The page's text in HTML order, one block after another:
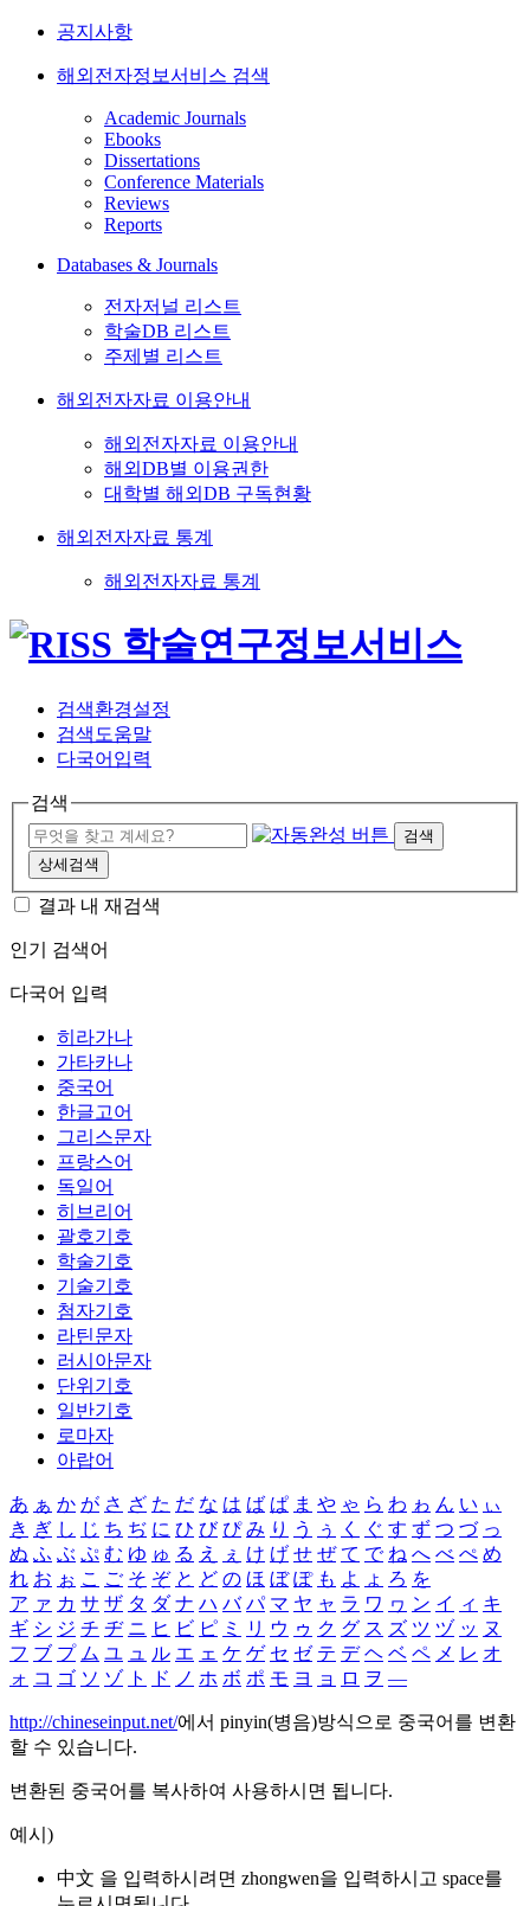
공지사항
해외전자정보서비스 검색
Academic Journals
Ebooks
Dissertations
Conference Materials
Reviews
Reports
Databases & Journals
전자저널 리스트
학술DB 리스트
주제별 리스트
해외전자자료 이용안내
해외전자자료 이용안내
해외DB별 이용권한
대학별 해외DB 구독현황
해외전자자료 통계
해외전자자료 통계
검색환경설정
검색도움말
다국어입력
검색
검색
상세검색
결과 내 재검색
인기 검색어
다국어 입력
히라가나
가타카나
중국어
한글고어
그리스문자
프랑스어
독일어
히브리어
괄호기호
학술기호
기술기호
첨자기호
라틴문자
러시아문자
단위기호
일반기호
로마자
아랍어
あ ぁ か が さ ざ た だ な は ば ぱ ま や ゃ ら わ ゎ ん い ぃ
き ぎ し じ ち ぢ に ひ び ぴ み り う ぅ く ぐ す ず つ づ っ
ぬ ふ ぶ ぷ む ゆ ゅ る え ぇ け げ せ ぜ て で ね へ べ ぺ め
れ お ぉ こ ご そ ぞ と ど の ほ ぼ ぽ も よ ょ ろ を
ア ァ カ サ ザ タ ダ ナ ハ バ パ マ ヤ ャ ラ ワ ヮ ン イ ィ キ
ギ シ ジ チ ヂ ニ ヒ ビ ピ ミ リ ウ ゥ ク グ ス ズ ツ ヅ ッ ヌ
フ ブ プ ム ユ ュ ル エ ェ ケ ゲ セ ゼ テ デ ヘ ベ ペ メ レ オ
ォ コ ゴ ソ ゾ ト ド ノ ホ ボ ポ モ ヨ ョ ロ ヲ ―
http://chineseinput.net/에서 pinyin(병음)방식으로 중국어를 변환
할 수 있습니다.
변환된 중국어를 복사하여 사용하시면 됩니다.
예시)
中文 을 입력하시려면 zhongwen을 입력하시고 space를